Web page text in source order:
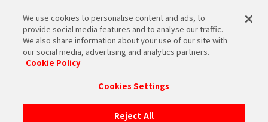
MEN
MOVIE
We use cookies to personalise content and ads, to
provide social media features and to analyse our traffic.
We also share information about your use of our site with
our social media, advertising and analytics partners.
Cookie Policy
Cookies Settings
Reject All